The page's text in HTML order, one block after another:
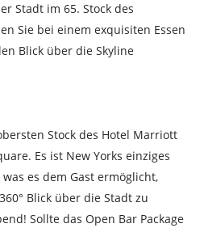
Stadt im 65. Stock des
Sie bei einem exquisiten Essen
Blick über die Skyline
Stock des Hotel Marriott
Es ist New Yorks einziges
es dem Gast ermöglicht,
Blick über die Stadt zu
Sollte das Open Bar Package